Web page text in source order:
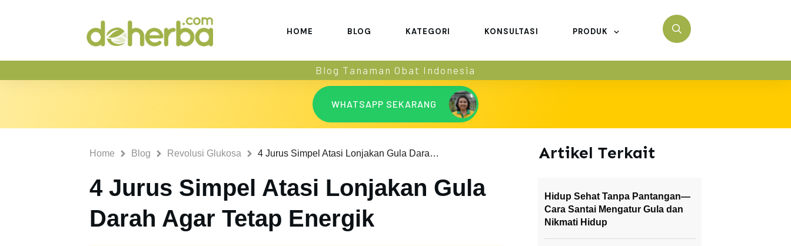
HOME BLOG KATEGORI KONSULTASI PRODUK
Blog Tanaman Obat Indonesia
WHATSAPP SEKARANG
Home Blog Revolusi Glukosa 4 Jurus Simpel Atasi Lonjakan Gula Darah Agar Tetap Energik
4 Jurus Simpel Atasi Lonjakan Gula
Darah Agar Tetap Energik
Artikel Terkait
Hidup Sehat Tanpa Pantangan—
Cara Santai Mengatur Gula dan
Nikmati Hidup